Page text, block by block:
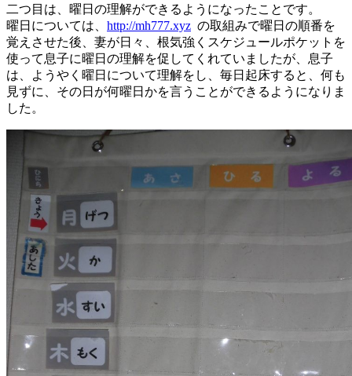
二つ目は、曜日の理解ができるようになったことです。
曜日については、 http://mh777.xyz の取組みで曜日の順番を
覚えさせた後、妻が日々、根気強くスケジュールポケットを
使って息子に曜日の理解を促してくれていましたが、息子
は、ようやく曜日について理解をし、毎日起床すると、何も
見ずに、その日が何曜日かを言うことができるようになりま
した。